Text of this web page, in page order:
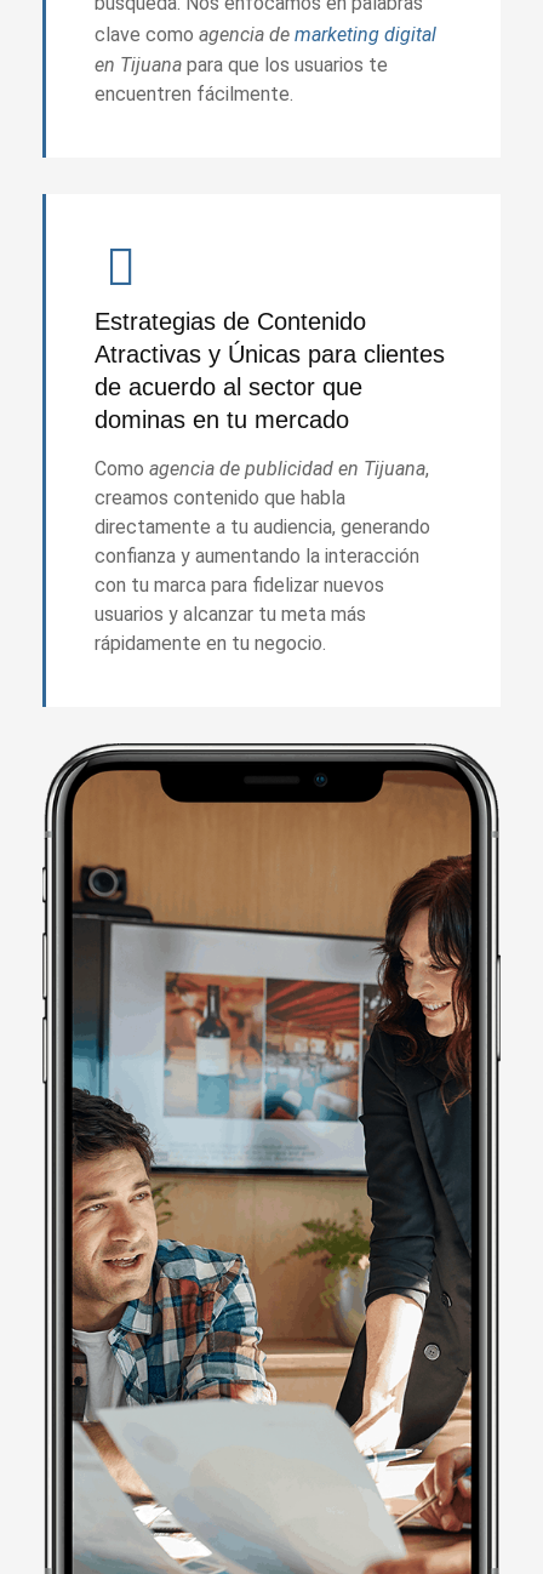
clave como agencia de marketing digital
en Tijuana para que los usuarios te
encuentren fácilmente.
Estrategias de Contenido
Atractivas y Únicas para clientes
de acuerdo al sector que
dominas en tu mercado
Como agencia de publicidad en Tijuana,
creamos contenido que habla
directamente a tu audiencia, generando
confianza y aumentando la interacción
con tu marca para fidelizar nuevos
usuarios y alcanzar tu meta más
rápidamente en tu negocio.